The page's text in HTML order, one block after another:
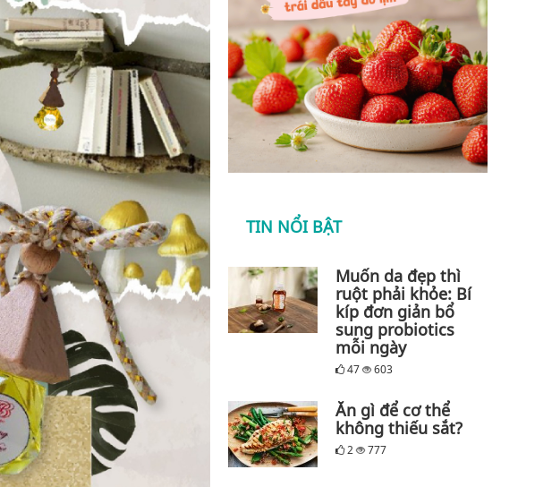
TIN NỔI BẬT
Muốn da đẹp thì
ruột phải khỏe: Bí
kíp đơn giản bổ
sung probiotics
mỗi ngày
47 603
Ăn gì để cơ thể
không thiếu sắt?
2 777